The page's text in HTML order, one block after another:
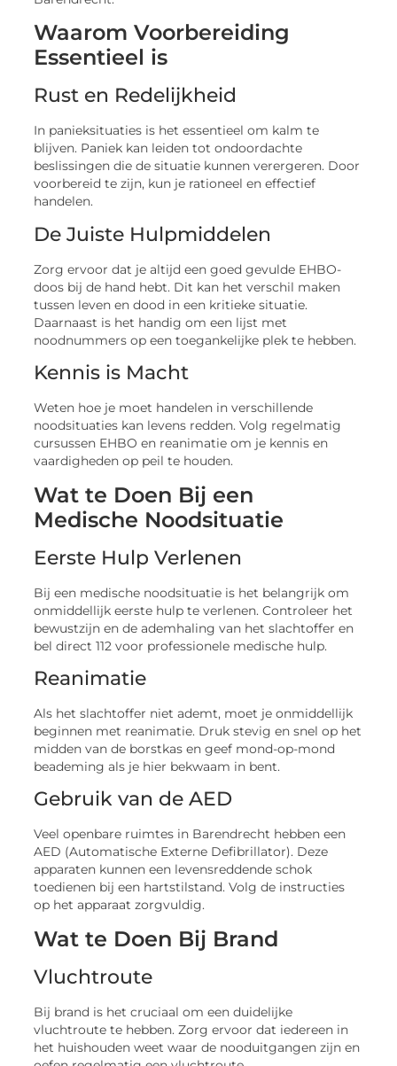
Waarom Voorbereiding
Essentieel is
Rust en Redelijkheid
In panieksituaties is het essentieel om kalm te
blijven. Paniek kan leiden tot ondoordachte
beslissingen die de situatie kunnen verergeren. Door
voorbereid te zijn, kun je rationeel en effectief
handelen.
De Juiste Hulpmiddelen
Zorg ervoor dat je altijd een goed gevulde EHBO-
doos bij de hand hebt. Dit kan het verschil maken
tussen leven en dood in een kritieke situatie.
Daarnaast is het handig om een lijst met
noodnummers op een toegankelijke plek te hebben.
Kennis is Macht
Weten hoe je moet handelen in verschillende
noodsituaties kan levens redden. Volg regelmatig
cursussen EHBO en reanimatie om je kennis en
vaardigheden op peil te houden.
Wat te Doen Bij een
Medische Noodsituatie
Eerste Hulp Verlenen
Bij een medische noodsituatie is het belangrijk om
onmiddellijk eerste hulp te verlenen. Controleer het
bewustzijn en de ademhaling van het slachtoffer en
bel direct 112 voor professionele medische hulp.
Reanimatie
Als het slachtoffer niet ademt, moet je onmiddellijk
beginnen met reanimatie. Druk stevig en snel op het
midden van de borstkas en geef mond-op-mond
beademing als je hier bekwaam in bent.
Gebruik van de AED
Veel openbare ruimtes in Barendrecht hebben een
AED (Automatische Externe Defibrillator). Deze
apparaten kunnen een levensreddende schok
toedienen bij een hartstilstand. Volg de instructies
op het apparaat zorgvuldig.
Wat te Doen Bij Brand
Vluchtroute
Bij brand is het cruciaal om een duidelijke
vluchtroute te hebben. Zorg ervoor dat iedereen in
het huishouden weet waar de nooduitgangen zijn en